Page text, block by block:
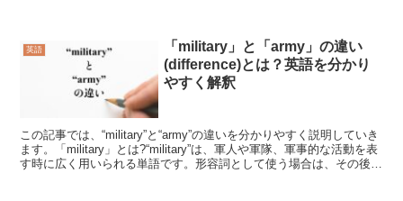
英語
「military」と「army」の違い
(difference)とは？英語を分かり
やすく解釈
この記事では、“military”と“army”の違いを分かりやすく説明していき
ます。「military」とは?“military”は、軍人や軍隊、軍事的な活動を表
す時に広く用いられる単語です。形容詞として使う場合は、その後に